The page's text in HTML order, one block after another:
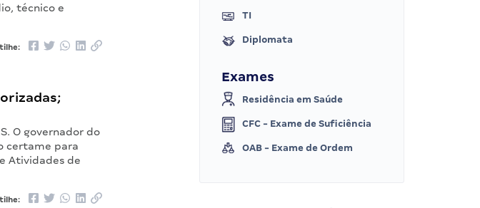
técnico e
O governador do
certame para
Atividades de
TI
Diplomata
Exames
Residência em Saúde
CFC - Exame de Suficiência
OAB - Exame de Ordem